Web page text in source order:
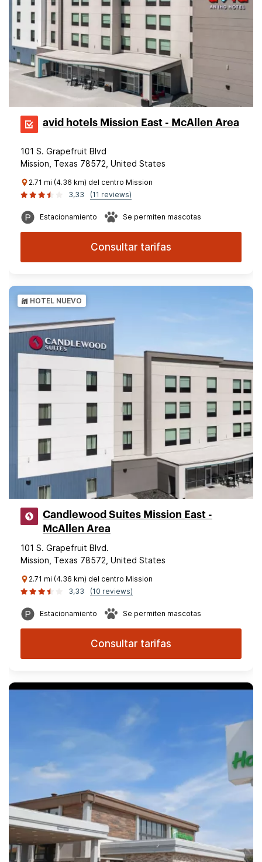
avid hotels Mission East - McAllen Area
101 S. Grapefruit Blvd
Mission, Texas 78572, United States
2.71 mi (4.36 km) del centro Mission
3,33
(11 reviews)
Estacionamiento Se permiten mascotas
Consultar tarifas
HOTEL NUEVO
Candlewood Suites Mission East -
McAllen Area
101 S. Grapefruit Blvd.
Mission, Texas 78572, United States
2.71 mi (4.36 km) del centro Mission
3,33
(10 reviews)
Estacionamiento Se permiten mascotas
Consultar tarifas